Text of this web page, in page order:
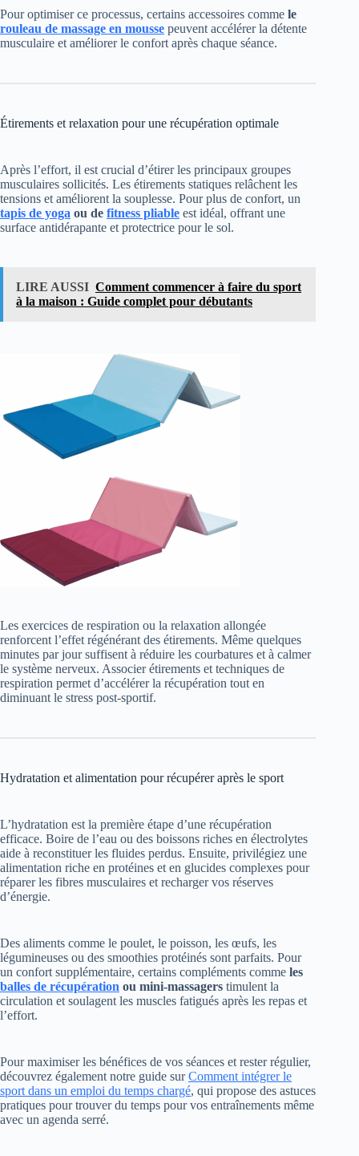
Pour optimiser ce processus, certains accessoires comme le
rouleau de massage en mousse peuvent accélérer la détente
musculaire et améliorer le confort après chaque séance.
Étirements et relaxation pour une récupération optimale
Après l’effort, il est crucial d’étirer les principaux groupes
musculaires sollicités. Les étirements statiques relâchent les
tensions et améliorent la souplesse. Pour plus de confort, un
tapis de yoga ou de fitness pliable est idéal, offrant une
surface antidérapante et protectrice pour le sol.
LIRE AUSSI Comment commencer à faire du sport
à la maison : Guide complet pour débutants
Les exercices de respiration ou la relaxation allongée
renforcent l’effet régénérant des étirements. Même quelques
minutes par jour suffisent à réduire les courbatures et à calmer
le système nerveux. Associer étirements et techniques de
respiration permet d’accélérer la récupération tout en
diminuant le stress post-sportif.
Hydratation et alimentation pour récupérer après le sport
L’hydratation est la première étape d’une récupération
efficace. Boire de l’eau ou des boissons riches en électrolytes
aide à reconstituer les fluides perdus. Ensuite, privilégiez une
alimentation riche en protéines et en glucides complexes pour
réparer les fibres musculaires et recharger vos réserves
d’énergie.
Des aliments comme le poulet, le poisson, les œufs, les
légumineuses ou des smoothies protéinés sont parfaits. Pour
un confort supplémentaire, certains compléments comme les
balles de récupération ou mini-massagers timulent la
circulation et soulagent les muscles fatigués après les repas et
l’effort.
Pour maximiser les bénéfices de vos séances et rester régulier,
découvrez également notre guide surComment intégrer le
sport dans un emploi du temps chargé, qui propose des astuces
pratiques pour trouver du temps pour vos entraînements même
avec un agenda serré.